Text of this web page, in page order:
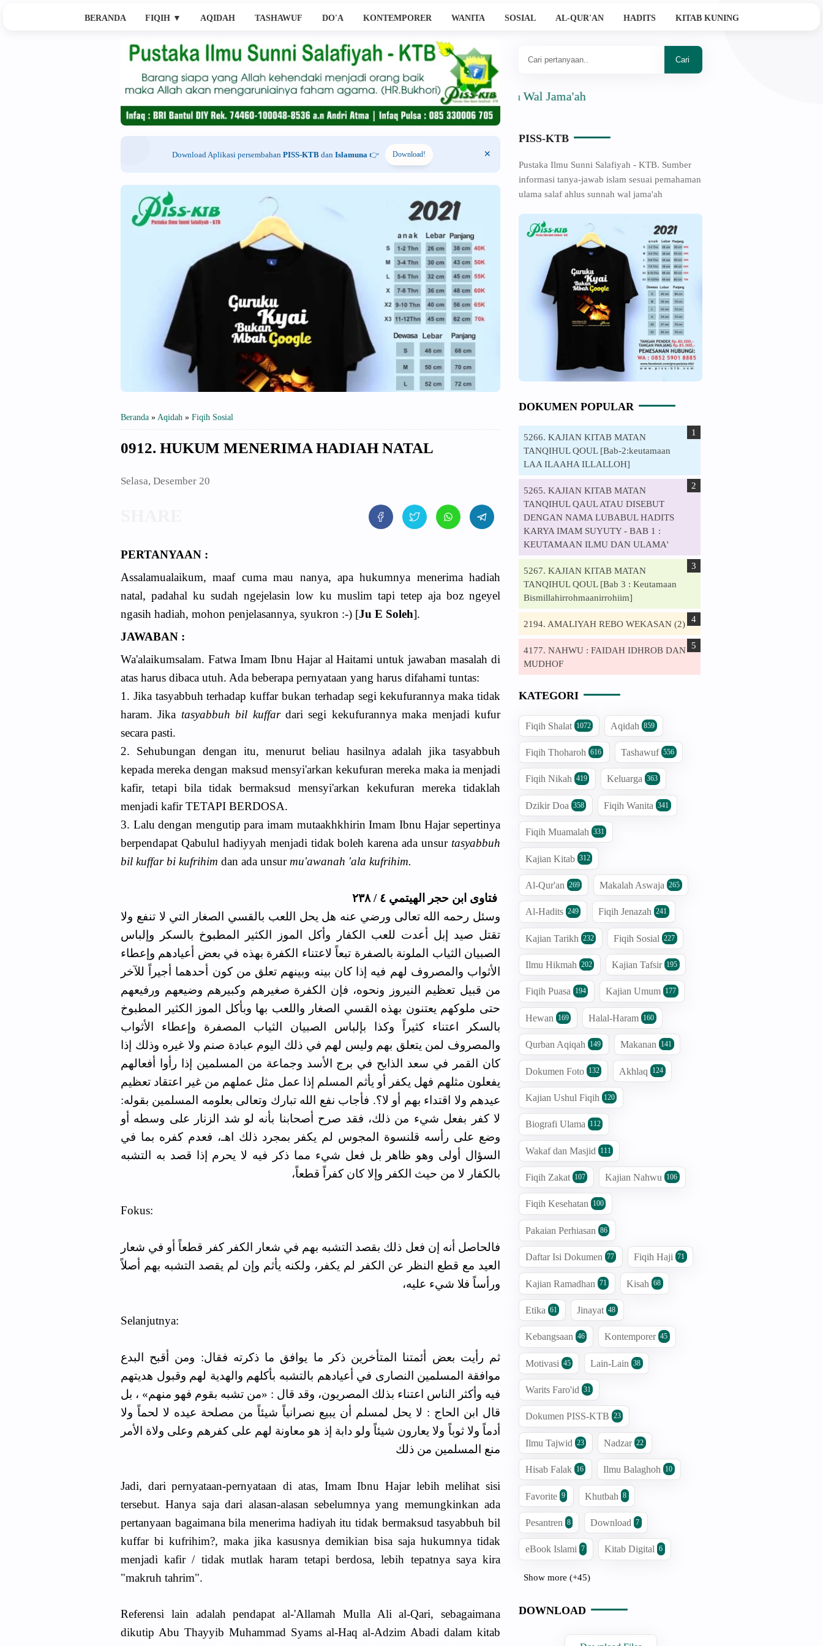
BERANDA FIQIH ▼ AQIDAH TASHAWUF DO'A KONTEMPORER WANITA SOSIAL AL-QUR'AN HADITS KITAB KUNING
Download Aplikasi persembahan PISS-KTBdan Islamuna 👉 Download!
Beranda » Aqidah » Fiqih Sosial
0912. HUKUM MENERIMA HADIAH NATAL
Selasa, Desember 20
PERTANYAAN :
Assalamualaikum, maaf cuma mau nanya, apa hukumnya menerima hadiah
natal, padahal ku sudah ngejelasin low ku muslim tapi tetep aja boz ngeyel
ngasih hadiah, mohon penjelasannya, syukron :-) [Ju E Soleh].
JAWABAN :
Wa'alaikumsalam. Fatwa Imam Ibnu Hajar al Haitami untuk jawaban masalah di
atas harus dibaca utuh. Ada beberapa pernyataan yang harus difahami tuntas:
1. Jika tasyabbuh terhadap kuffar bukan terhadap segi kekufurannya maka tidak
haram. Jika tasyabbuh bil kuffardari segi kekufurannya maka menjadi kufur
secara pasti.
2. Sehubungan dengan itu, menurut beliau hasilnya adalah jika tasyabbuh
kepada mereka dengan maksud mensyi'arkan kekufuran mereka maka ia menjadi
kafir, tetapi bila tidak bermaksud mensyi'arkan kekufuran mereka tidaklah
menjadi kafir TETAPI BERDOSA.
3. Lalu dengan mengutip para imam mutaakhkhirin Imam Ibnu Hajar sepertinya
berpendapat Qabulul hadiyyah menjadi tidak boleh karena ada unsur tasyabbuh
bil kuffar bi kufrihim dan ada unsur mu'awanah 'ala kufrihim.
فتاوى ابن حجر الهيتمي ٤ / ٢٣٨
وسئل رحمه الله تعالى ورضي عنه هل يحل اللعب بالقسي الصغار التي لا تنفع ولا
تقتل صيد إبل أعدت للعب الكفار وأكل الموز الكثير المطبوخ بالسكر وإلباس
الصبيان الثياب الملونة بالصفرة تبعاً لاعتناء الكفرة بهذه في بعض أعيادهم وإعطاء
الأثواب والمصروف لهم فيه إذا كان بينه وبينهم تعلق من كون أحدهما أجيراً للآخر
من قبيل تعظيم النيروز ونحوه، فإن الكفرة صغيرهم وكبيرهم وضيعهم ورفيعهم
حتى ملوكهم يعتنون بهذه القسي الصغار واللعب بها وبأكل الموز الكثير المطبوخ
بالسكر اعتناء كثيراً وكذا بإلباس الصبيان الثياب المصفرة وإعطاء الأثواب
والمصروف لمن يتعلق بهم وليس لهم في ذلك اليوم عبادة صنم ولا غيره وذلك إذا
كان القمر في سعد الذابح في برج الأسد وجماعة من المسلمين إذا رأوا أفعالهم
يفعلون مثلهم فهل يكفر أو يأثم المسلم إذا عمل مثل عملهم من غير اعتقاد تعظيم
عيدهم ولا اقتداء بهم أو لا؟. فأجاب نفع الله تبارك وتعالى بعلومه المسلمين بقوله:
لا كفر بفعل شيء من ذلك، فقد صرح أصحابنا بأنه لو شد الزنار على وسطه أو
وضع على رأسه قلنسوة المجوس لم يكفر بمجرد ذلك اهـ، فعدم كفره بما في
السؤال أولى وهو ظاهر بل فعل شيء مما ذكر فيه لا يحرم إذا قصد به التشبه
بالكفار لا من حيث الكفر وإلا كان كفراً قطعاً،
Fokus:
فالحاصل أنه إن فعل ذلك بقصد التشبه بهم في شعار الكفر كفر قطعاً أو في شعار
العيد مع قطع النظر عن الكفر لم يكفر، ولكنه يأثم وإن لم يقصد التشبه بهم أصلاً
ورأساً فلا شيء عليه،
Selanjutnya:
ثم رأيت بعض أئمتنا المتأخرين ذكر ما يوافق ما ذكرته فقال: ومن أقبح البدع
موافقة المسلمين النصارى في أعيادهم بالتشبه بأكلهم والهدية لهم وقبول هديتهم
فيه وأكثر الناس اعتناء بذلك المصريون، وقد قال : «من تشبه بقوم فهو منهم» ، بل
قال ابن الحاج : لا يحل لمسلم أن يبيع نصرانياً شيئاً من مصلحة عيده لا لحماً ولا
أدماً ولا ثوباً ولا يعارون شيئاً ولو دابة إذ هو معاونة لهم على كفرهم وعلى ولاة الأمر
منع المسلمين من ذلك
Jadi, dari pernyataan-pernyataan di atas, Imam Ibnu Hajar lebih melihat sisi
tersebut. Hanya saja dari alasan-alasan sebelumnya yang memungkinkan ada
pertanyaan bagaimana bila menerima hadiyah itu tidak bermaksud tasyabbuh bil
kuffar bi kufrihim?, maka jika kasusnya demikian bisa saja hukumnya tidak
menjadi kafir / tidak mutlak haram tetapi berdosa, lebih tepatnya saya kira
"makruh tahrim".
Referensi lain adalah pendapat al-'Allamah Mulla Ali al-Qari, sebagaimana
dikutip Abu Thayyib Muhammad Syams al-Haq al-Adzim Abadi dalam kitab
Ahlussunnah Wal Jama'ah
PISS-KTB
Pustaka Ilmu Sunni Salafiyah - KTB. Sumber
informasi tanya-jawab islam sesuai pemahaman
ulama salaf ahlus sunnah wal jama'ah
DOKUMEN POPULAR
5266. KAJIAN KITAB MATAN
TANQIHUL QOUL [Bab-2:keutamaan
LAA ILAAHA ILLALLOH]
5265. KAJIAN KITAB MATAN
TANQIHUL QAUL ATAU DISEBUT
DENGAN NAMA LUBABUL HADITS
KARYA IMAM SUYUTY - BAB 1 :
KEUTAMAAN ILMU DAN ULAMA'
5267. KAJIAN KITAB MATAN
TANQIHUL QOUL [Bab 3 : Keutamaan
Bismillahirrohmaanirrohiim]
2194. AMALIYAH REBO WEKASAN (2)
4177. NAHWU : FAIDAH IDHROB DAN
MUDHOF
KATEGORI
Fiqih Shalat 1072 Aqidah 859
Fiqih Thoharoh 616 Tashawuf 556
Fiqih Nikah 419 Keluarga 363
Dzikir Doa 358 Fiqih Wanita 341
Fiqih Muamalah 331
Kajian Kitab 312
Al-Qur'an 269 Makalah Aswaja 265
Al-Hadits 249 Fiqih Jenazah 241
Kajian Tarikh 232 Fiqih Sosial 227
Ilmu Hikmah 202 Kajian Tafsir 195
Fiqih Puasa 194 Kajian Umum 177
Hewan 169 Halal-Haram 160
Qurban Aqiqah 149 Makanan 141
Dokumen Foto 132 Akhlaq 124
Kajian Ushul Fiqih 120
Biografi Ulama 112
Wakaf dan Masjid 111
Fiqih Zakat 107 Kajian Nahwu 106
Fiqih Kesehatan 100
Pakaian Perhiasan 86
Daftar Isi Dokumen 77 Fiqih Haji 71
Kajian Ramadhan 71 Kisah 68
Etika 61 Jinayat 48
Kebangsaan 46 Kontemporer 45
Motivasi 45 Lain-Lain 38
Warits Faro'id 31
Dokumen PISS-KTB 23
Ilmu Tajwid 23 Nadzar 22
Hisab Falak 16 Ilmu Balaghoh 10
Favorite 9 Khutbah 8
Pesantren 8 Download 7
eBook Islami 7 Kitab Digital 6
Show more (+45)
DOWNLOAD